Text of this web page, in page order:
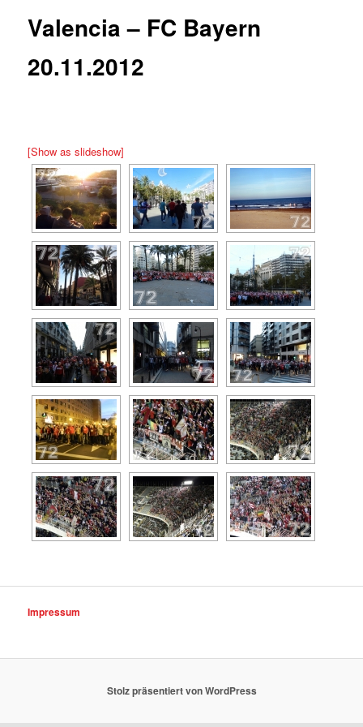
Valencia – FC Bayern
20.11.2012
[Show as slideshow]
Impressum
Stolz präsentiert von WordPress